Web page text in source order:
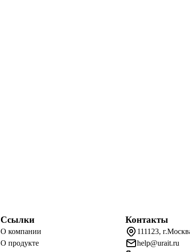
Ссылки
О компании
О продукте
Контакты
111123,
help@urait.ru